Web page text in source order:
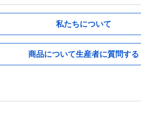
私たちについて
商品について生産者に質問する